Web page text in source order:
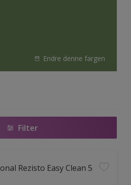
Endre denne fargen
Filter
Rezisto Easy Clean 5